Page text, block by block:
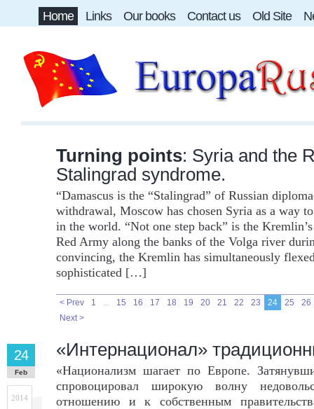
Home Links Our books Contact us Old Site
Turning points: Syria and the
Stalingrad syndrome.
“Damascus is the “Stalingrad” of Russian
withdrawal, Moscow has chosen Syria as a way
in the world. “Not one step back” is the
Red Army along the banks of the Volga river
convincing, the Kremlin has simultaneously
sophisticated […]
< Prev 1 ... 15 16 17 18 19 20 21 22 23 24 25
26
Next >
«Интернационал»
24
Feb
2014
«Национализм шагает по Европе.
спровоцировал широкую волну
отношению и к собственным